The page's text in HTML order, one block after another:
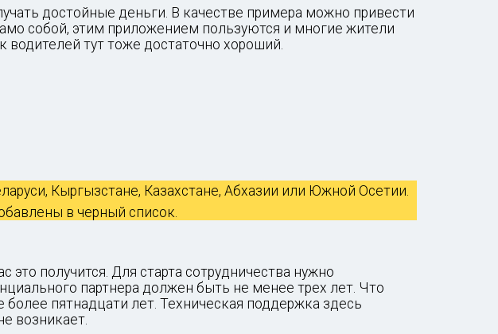
достойные деньги. В качестве примера можно привести
собой, этим приложением пользуются и многие жители
водителей тут тоже достаточно хороший.
Кыргызстане, Казахстане, Абхазии или Южной Осетии.
в черный список.
это получится. Для старта сотрудничества нужно
партнера должен быть не менее трех лет. Что
пятнадцати лет. Техническая поддержка здесь
возникает.